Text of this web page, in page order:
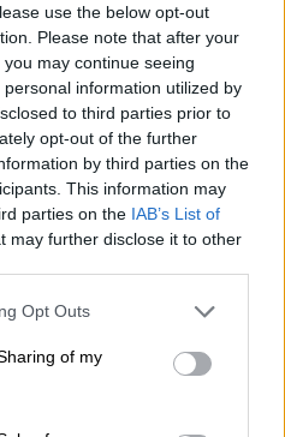
use the below opt-out
Please note that after your
may continue seeing
information utilized by
to third parties prior to
opt-out of the further
by third parties on the
This information may
parties on the IAB’s List of
may further disclose it to other
uses one or more Google
behaviour. You may click to
and its third-party tags to
purposes in below Google
Opt Outs
of my
με την παρέα του σε
ανήλικοι τους
για να ζητήσουν
από τους δύο τον
. Στην αρχή ήμουν
χέρια ψηλά, μετά